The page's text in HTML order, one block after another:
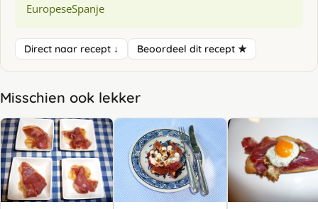
EuropeseSpanje
Direct naar recept ↓ Beoordeel dit recept ★
Misschien ook lekker